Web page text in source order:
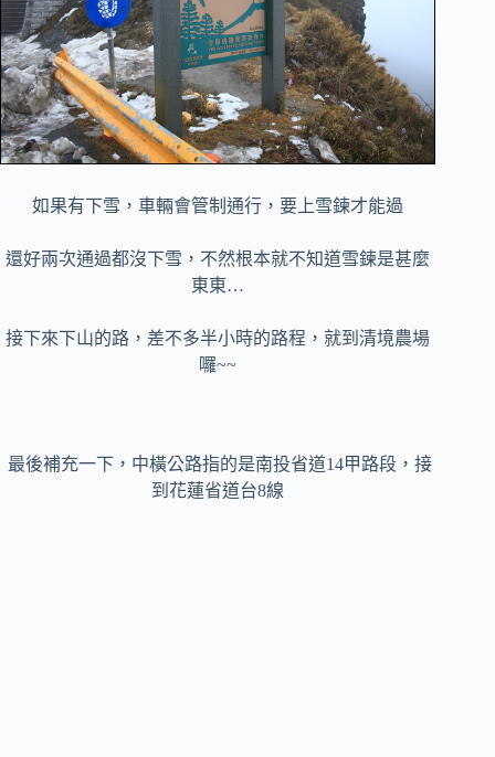
如果有下雪，車輛會管制通行，要上雪鍊才能過
還好兩次通過都沒下雪，不然根本就不知道雪鍊是甚麼
東東…
接下來下山的路，差不多半小時的路程，就到清境農場
囉~~
最後補充一下，中橫公路指的是南投省道14甲路段，接
到花蓮省道台8線